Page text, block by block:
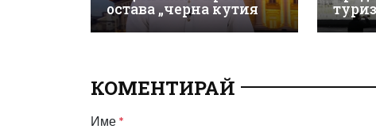
остава „черна кутия
КОМЕНТИРАЙ
Име *